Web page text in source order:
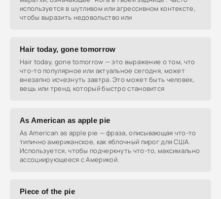
используется в шутливом или агрессивном контексте,
чтобы выразить недовольство или
Hair today, gone tomorrow
Hair today, gone tomorrow — это выражение о том, что
что-то популярное или актуальное сегодня, может
внезапно исчезнуть завтра. Это может быть человек,
вещь или тренд, который быстро становится
As American as apple pie
As American as apple pie — фраза, описывающая что-то
типично американское, как яблочный пирог для США.
Используется, чтобы подчеркнуть что-то, максимально
ассоциирующееся с Америкой.
Piece of the pie